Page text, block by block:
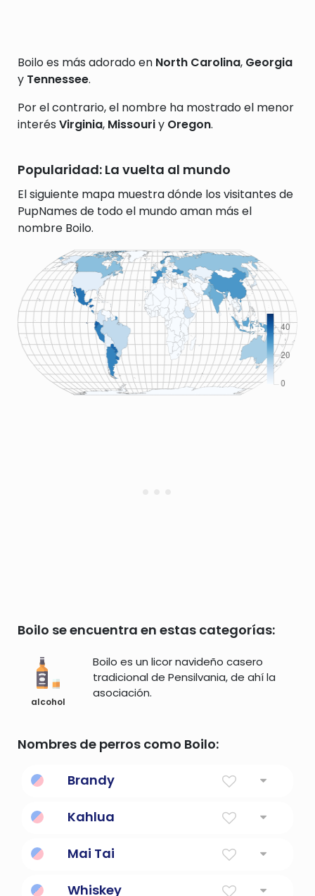
Boilo es más adorado en North Carolina, Georgia
y Tennessee.
Por el contrario, el nombre ha mostrado el menor
interés Virginia, Missouriy Oregon.
Popularidad: La vuelta al mundo
El siguiente mapa muestra dónde los visitantes de
PupNames de todo el mundo aman más el
nombre Boilo.
Boilo se encuentra en estas categorías:
alcohol
Boilo es un licor navideño casero
tradicional de Pensilvania, de ahí la
asociación.
Nombres de perros como Boilo:
Brandy
Kahlua
Mai Tai
Curaçao, sirope de orgeat y zumo de lima.
Whiskey